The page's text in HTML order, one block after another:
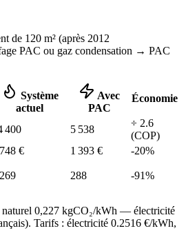
de 120 m² (après 2012
PAC ou gaz condensation → PAC
Système
actuel
Avec
PAC
Économie
400 5 538
÷ 2.6
(COP)
€ 1 393 € -20%
288 -91%
naturel 0,227 kgCO₂/kWh — électricité
Tarifs : électricité 0.2516 €/kWh,